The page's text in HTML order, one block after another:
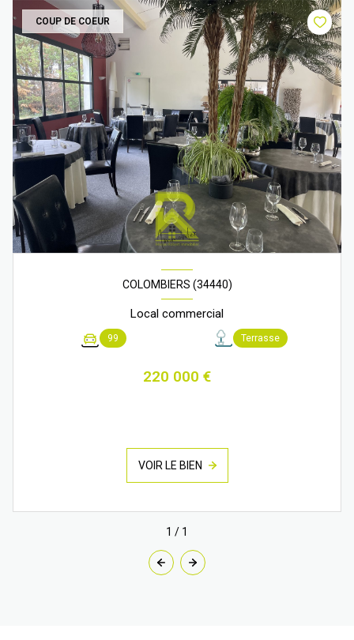
COUP DE COEUR
COLOMBIERS (34440)
Local commercial
99 Terrasse
220 000 €
VOIR LE BIEN
1 / 1